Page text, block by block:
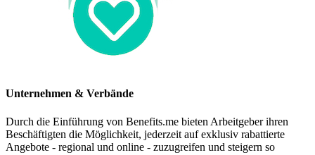
Unternehmen & Verbände
Durch die Einführung von Benefits.me bieten Arbeitgeber ihren
Beschäftigten die Möglichkeit, jederzeit auf exklusiv rabattierte
Angebote - regional und online - zuzugreifen und steigern so